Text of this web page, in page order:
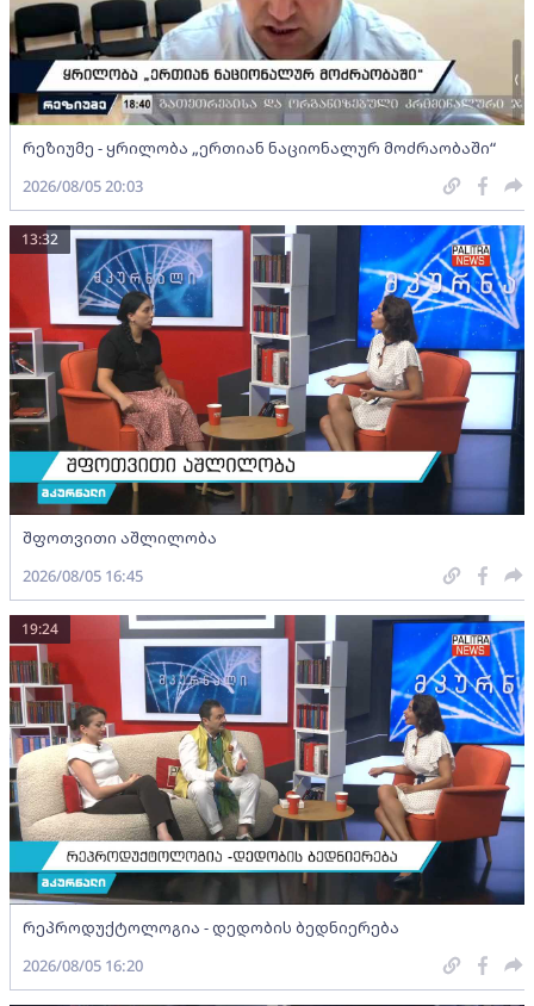
რეზიუმე - ყრილობა „ერთიან ნაციონალურ მოძრაობაში“
2026/08/05 20:03
შფოთვითი აშლილობა
13:32
2026/08/05 16:45
რეპროდუქტოლოგია - დედობის ბედნიერება
19:24
2026/08/05 16:20